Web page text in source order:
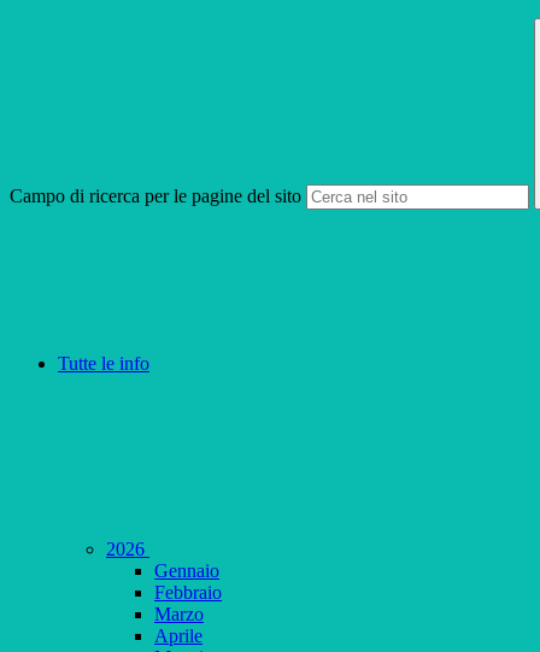
Campo di ricerca per le pagine del sito
Tutte le info
2026
Gennaio
Febbraio
Marzo
Aprile